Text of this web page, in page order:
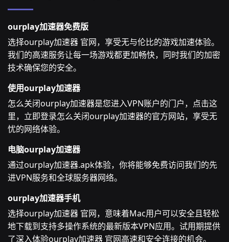
ourplay加速器免费版
选择ourplay加速器 官网，享受无与伦比的游戏加速体验。
我们的高速服务让每一场游戏都更加畅快，同时我们的加密
技术确保您的安全。
使用ourplay加速器
怎么关闭ourplay加速器是您进入VPN账户的门户，点击这
里，立即登录怎么关闭ourplay加速器的官方网站，享受无
忧的网络体验。
电脑ourplay加速器
通过ourplay加速器.apk体验，你将能够免费访问我们的先
进VPN服务和全球服务器网络。
ourplay加速器手机
选择ourplay加速器 官网，意味着Mac用户可以安全且轻松
地下载到支持多操作系统的最新版本VPN应用。试用期提供
了深入体验ourplay加速器 官网高速和安全连接的机会。